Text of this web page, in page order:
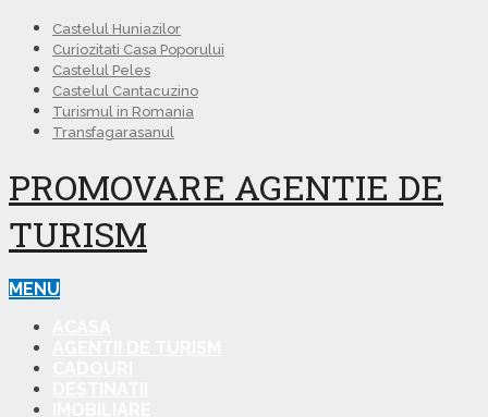
Castelul Huniazilor
Curiozitati Casa Poporului
Castelul Peles
Castelul Cantacuzino
Turismul in Romania
Transfagarasanul
PROMOVARE AGENTIE DE
TURISM
MENU